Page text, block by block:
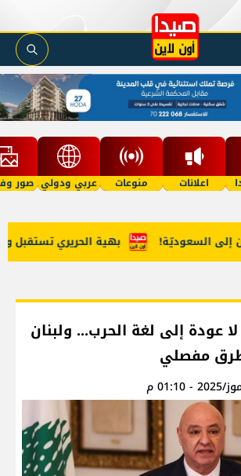
اعلانات منوعات عربي ودولي صور
بهية الحريري تستقبل السعوديّة!
عودة إلى لغة الحرب... ولبنان
مفصلي